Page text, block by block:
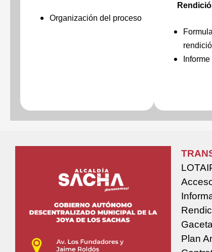
Organización del proceso
Plan